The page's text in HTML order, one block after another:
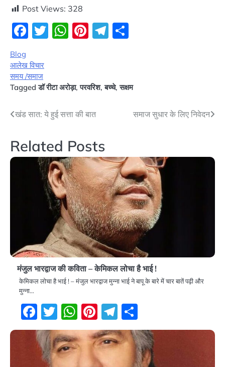
Post Views: 328
Facebook
Twitter
WhatsApp
Pinterest
Telegram
Blog
आलेख विचार
समय /समाज
Taggedडॉ रीटा अरोड़ा,परवरिश,बच्चे,सक्षम
Post
खंड सात: ये हुई सत्ता की बात समाज सुधार के लिए निवेदन
Related Posts
मंजुल भारद्वाज की कविता – केमिकल लोचा है भाई !
केमिकल लोचा है भाई ! – मंजुल भारद्वाज मुन्ना भाई ने बापू के बारे में चार बातें पढ़ी और
मुन्ना…
Facebook
Twitter
WhatsApp
Pinterest
Telegram